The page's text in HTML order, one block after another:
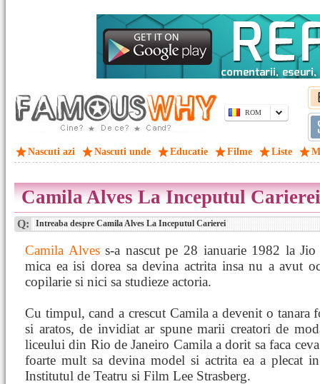
ROM
Nascuti azi Nascuti unde Educatie Filme Liste
Camila Alves La Inceputul Carierei
Q: Intreaba despre Camila Alves La Inceputul Carierei
Camila Alvess-a nascut pe 28 ianuarie 1982 la
mica ea isi dorea sa devina actrita insa nu a avut
copilarie si nici sa studieze actoria.
Cu timpul, cand a crescut Camila a devenit o tanara
si aratos, de invidiat ar spune marii creatori de
liceului din Rio de Janeiro Camila a dorit sa faca
foarte mult sa devina model si actrita ea a plecat
Institutul de Teatru si Film Lee Strasberg.